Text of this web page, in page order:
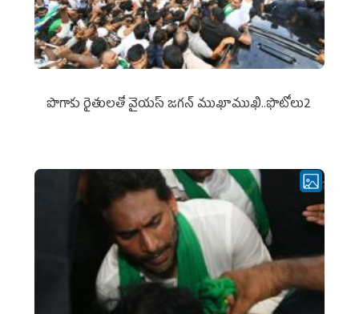
పొగాకు రైతుల‌తో వైయ‌స్ జ‌గ‌న్ ముఖాముఖి..ఫొటోలు2